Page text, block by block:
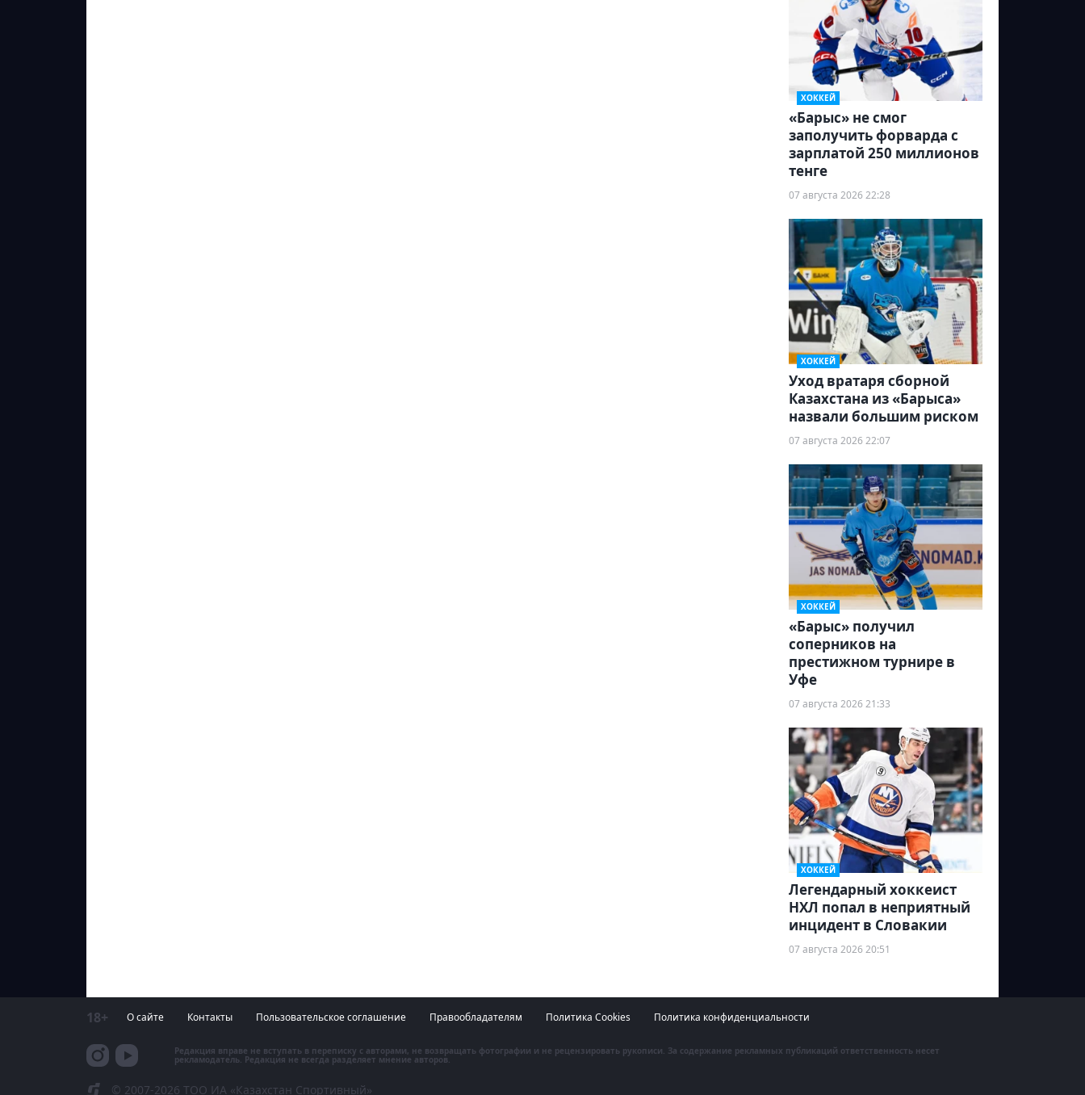
ХОККЕЙ
«Барыс» не смог
заполучить форварда с
зарплатой 250 миллионов
тенге
07 августа 2026 22:28
ХОККЕЙ
Уход вратаря сборной
Казахстана из «Барыса»
назвали большим риском
07 августа 2026 22:07
ХОККЕЙ
«Барыс» получил
соперников на
престижном турнире в
Уфе
07 августа 2026 21:33
ХОККЕЙ
Легендарный хоккеист
НХЛ попал в неприятный
инцидент в Словакии
07 августа 2026 20:51
18+ О сайте Контакты Пользовательское соглашение Правообладателям Политика Cookies Политика конфиденциальности
Редакция вправе не вступать в переписку с авторами, не возвращать фотографии и не рецензировать рукописи. За содержание рекламных публикаций ответственность несет
рекламодатель. Редакция не всегда разделяет мнение авторов.
© 2007-2026 ТОО ИА «Казахстан Спортивный»